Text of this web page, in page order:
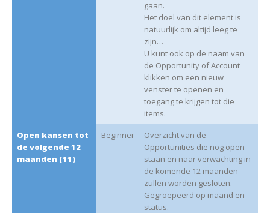
gaan.
Het doel van dit element is
natuurlijk om altijd leeg te
zijn…
U kunt ook op de naam van
de Opportunity of Account
klikken om een nieuw
venster te openen en
toegang te krijgen tot die
items.
Open kansen tot
de volgende 12
maanden (11)
Beginner
Overzicht van de
Opportunities die nog open
staan en naar verwachting in
de komende 12 maanden
zullen worden gesloten.
Gegroepeerd op maand en
status.